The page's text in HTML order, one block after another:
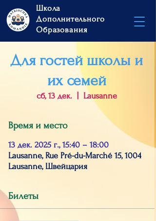
Школа
Дополнительного
Образования
Для гостей школы и
их семей
сб, 13 дек.
  |
Lausanne
Время и место
13 дек. 2025 г., 15:40 – 18:00
Lausanne, Rue Pré-du-Marché 15, 1004
Lausanne, Швейцария
Билеты